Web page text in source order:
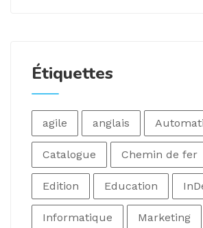
Étiquettes
agile anglais
Catalogue Chemin de fer
Edition Education
Informatique Marketing